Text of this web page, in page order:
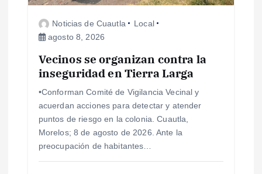
Noticias de Cuautla
Local
agosto 8, 2026
Vecinos se organizan contra la
inseguridad en Tierra Larga
•Conforman Comité de Vigilancia Vecinal y
acuerdan acciones para detectar y atender
puntos de riesgo en la colonia. Cuautla,
Morelos; 8 de agosto de 2026. Ante la
preocupación de habitantes…